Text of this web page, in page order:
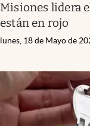
Misiones lidera
están en rojo
lunes, 18 de Mayo de